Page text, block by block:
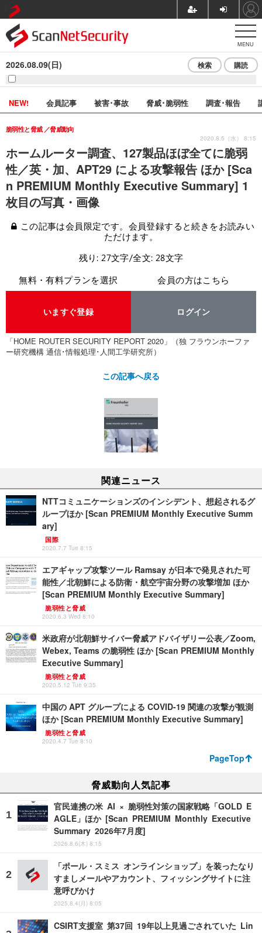
MENU
2026.08.09(日) 検索 購読
NEW! 会員記事 被害･事故 脅威･脆弱性 調査･報告
ホームルーター調査、127製品ほぼ全てに脆弱
性／英・加、APT29 による攻撃報告 ほか [Sca
n PREMIUM Monthly Executive Summary] 1
枚目の写真・画像
脆弱性と脅威 脅威動向
2020.8.5（水） 8:15
この記事は会員限定です。会員登録すると続きをお読みい
ただけます。
残り: 27文字/全文: 28文字
無料・有料プランを選択
いますぐ登録
会員の方はこちら
ログイン
「HOME ROUTER SECURITY REPORT 2020」（独 フラウンホーファ
ー研究機構 通信･情報処理･人間工学研究所）
この記事へ戻る
関連ニュース
NTTコミュニケーションズのインシデント、想起されるグ
ループほか [Scan PREMIUM Monthly Executive Summ
ary]
国際
2020.7.7 Tue 8:15
エアギャップ攻撃ツール Ramsay が日本で発見された可
能性／北朝鮮による防衛・航空宇宙分野の攻撃増加 ほか
[Scan PREMIUM Monthly Executive Summary]
脆弱性と脅威
2020.6.3 Wed 8:10
米政府が北朝鮮サイバー脅威アドバイザリー公表／Zoom,
Webex, Teams の脆弱性 ほか [Scan PREMIUM Monthly
Executive Summary]
脆弱性と脅威
2020.5.12 Tue 9:35
中国の APT グループによる COVID-19 関連の攻撃が観測
ほか [Scan PREMIUM Monthly Executive Summary]
脆弱性と脅威
2020.4.7 Tue 8:10
PageTop
脅威動向人気記事
官民連携の米 AI × 脆弱性対策の国家戦略「GOLD E
AGLE」ほか [Scan PREMIUM Monthly Executive
Summary 2026年7月度]
2026.8.6(木) 8:15
「ポール・スミス オンラインショップ」を装ったなり
すましメールやアカウント、フィッシングサイトに注
意呼びかけ
2025.8.4(月) 8:05
CSIRT支援室 第37回 19年以上見過ごされていた Lin